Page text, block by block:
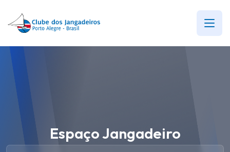
Espaço Jangadeiro